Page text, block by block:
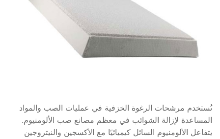
تُستخدم مرشحات الرغوة الخزفية في عمليات الصب والمواد
المساعدة لإزالة الشوائب في معظم مصانع صب الألومنيوم.
يتفاعل الألومنيوم السائل كيميائيًا مع الأكسجين والنيتروجين